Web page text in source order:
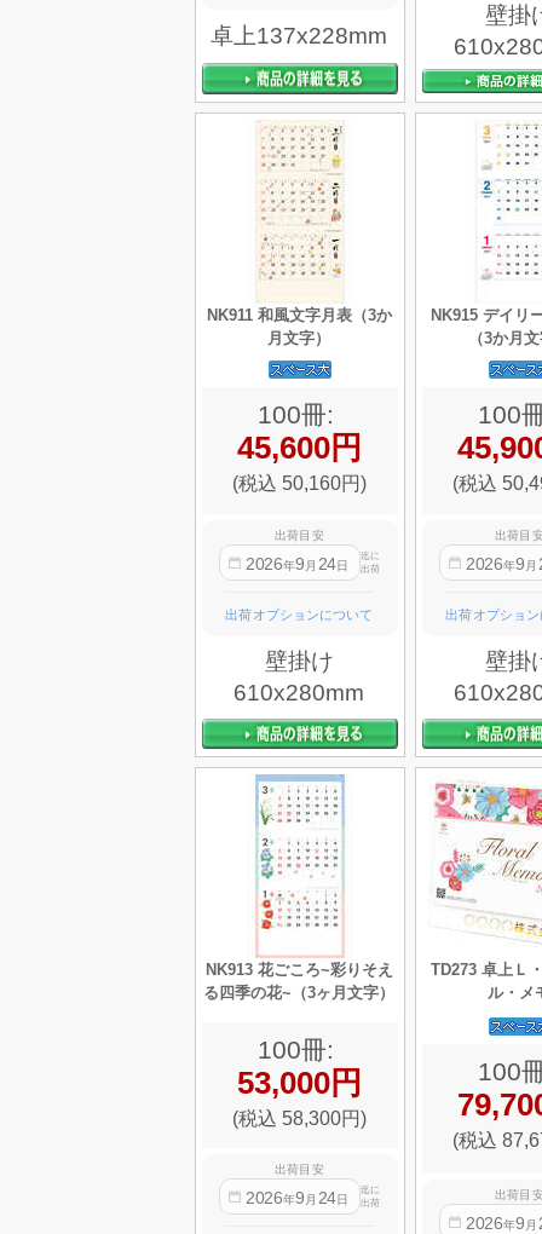
卓上137x228mm
壁掛
NK911 和風文字月表（3か
月文字）
100冊:
45,600円
(税込 50,160円)
出荷目安
2026年9 月 24日
迄に
出荷
出荷オプションについて
壁掛け
610x280mm
NK915 デイリ
（3か月
100
(税込
出荷目
2026年9 月
出荷オプショ
壁掛
NK913 花ごころ~彩りそえ
る四季の花~（3ヶ月文字）
100冊:
53,000円
(税込 58,300円)
出荷目安
2026年9 月 24日
迄に
出荷
TD273 卓上Ｌ
ル・メ
100
(税込
出荷目
2026年9 月